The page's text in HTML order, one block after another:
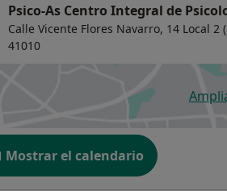
Psico-As Centro Integral de
Calle Vicente Flores Navarro, 14 Local
41010
Mostrar el calendario